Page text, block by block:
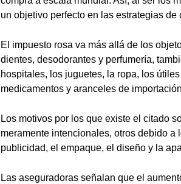
un objetivo perfecto en las estrategias de
El impuesto rosa va más allá de los
dientes, desodorantes y perfumería,
hospitales, los juguetes, la ropa, los
medicamentos y aranceles de
Los motivos por los que existe el citado
meramente intencionales, otros debido
publicidad, el empaque, el diseño y la
Las aseguradoras señalan que el